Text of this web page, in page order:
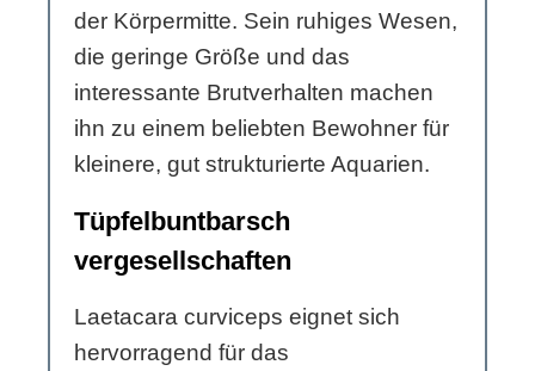
der Körpermitte. Sein ruhiges Wesen,
die geringe Größe und das
interessante Brutverhalten machen
ihn zu einem beliebten Bewohner für
kleinere, gut strukturierte Aquarien.
Tüpfelbuntbarsch
vergesellschaften
Laetacara curviceps eignet sich
hervorragend für das